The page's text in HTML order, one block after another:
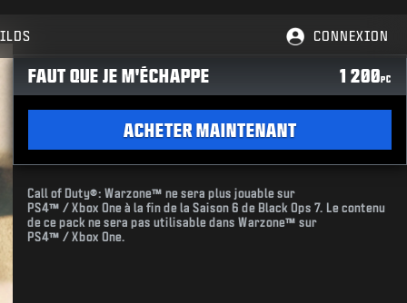
CONNEXION
FAUT QUE JE M'ÉCHAPPE 1 200PC
ACHETER MAINTENANT
Call of Duty®: Warzone™ ne sera plus jouable sur
PS4™ / Xbox One à la fin de la Saison 6 de Black Ops 7. Le contenu
de ce pack ne sera pas utilisable dans Warzone™ sur
PS4™ / Xbox One.